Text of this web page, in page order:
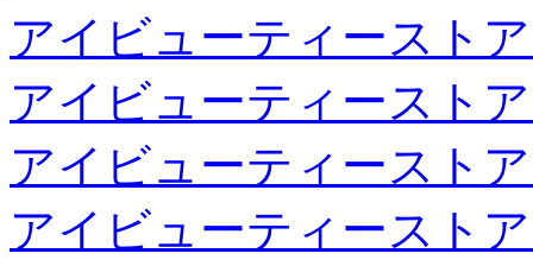
アイビューティースト
アイビューティースト
アイビューティースト
アイビューティースト